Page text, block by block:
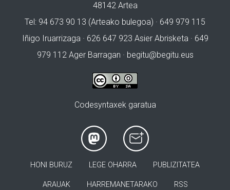
48142 Artea
Tel: 94 673 90 13 (Arteako bulegoa) · 649 979 115
Iñigo Iruarrizaga · 626 647 923 Asier Abrisketa · 649
979 112 Ager Barragan · begitu@begitu.eus
Codesyntaxek garatua
HONI BURUZ LEGE OHARRA PUBLIZITATEA
ARAUAK HARREMANETARAKO RSS